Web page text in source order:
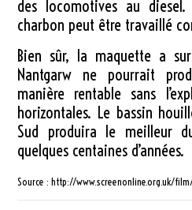
des locomotives au
charbon peut être travaillé
Bien sûr, la maquette a
Nantgarw ne pourrait
manière rentable sans
horizontales. Le bassin
Sud produira le meilleur
quelques centaines d’années.
Source : http://www.screenonline.org.uk/